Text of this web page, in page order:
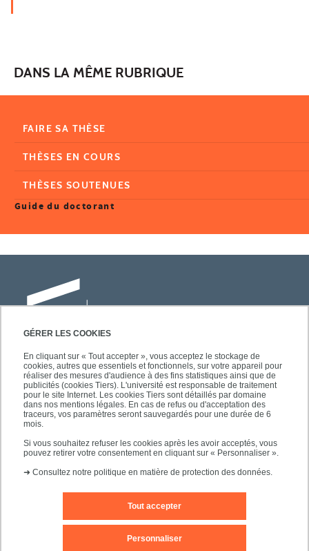
GÉRER LES COOKIES
En cliquant sur « Tout accepter », vous acceptez le stockage de
cookies, autres que essentiels et fonctionnels, sur votre appareil pour
réaliser des mesures d'audience à des fins statistiques ainsi que de
publicités (cookies Tiers). L'université est responsable de traitement
pour le site Internet. Les cookies Tiers sont détaillés par domaine
dans nos mentions légales. En cas de refus ou d'acceptation des
traceurs, vos paramètres seront sauvegardés pour une durée de 6
mois.
Si vous souhaitez refuser les cookies après les avoir acceptés, vous
pouvez retirer votre consentement en cliquant sur « Personnaliser ».
➜ Consultez notre politique en matière de protection des données.
Tout accepter
Personnaliser
DANS LA MÊME RUBRIQUE
FAIRE SA THÈSE
THÈSES EN COURS
THÈSES SOUTENUES
Guide du doctorant
Université Paris-Est Créteil
Faculté des lettres, langues et sciences
humaines
61, avenue du Général de Gaulle
94010 Créteil
Mentions légales